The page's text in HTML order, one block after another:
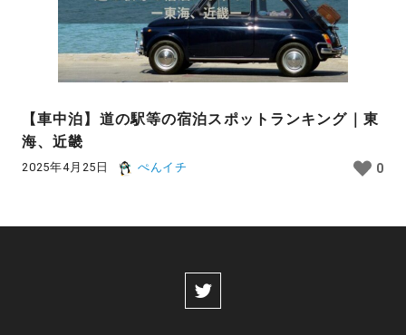
【車中泊】道の駅等の宿泊スポットランキング｜東
海、近畿
2025年4月25日 ぺんイチ 0